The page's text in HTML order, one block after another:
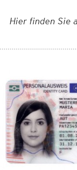
Hier finden Sie